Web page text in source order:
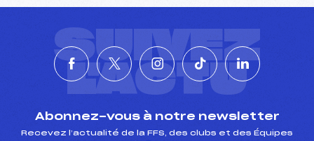
SUIVEZ
L'ACTU
Abonnez-vous à notre newsletter
Recevez l’actualité de la FFS, des clubs et des Équipes